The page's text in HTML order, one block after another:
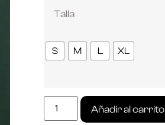
Talla
S M L XL
Añadir al carrito